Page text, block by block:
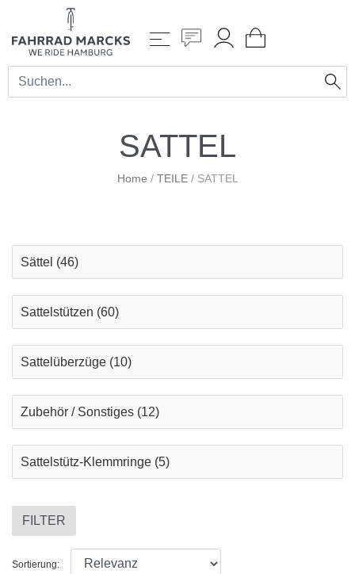
SATTEL
Home / TEILE/ SATTEL
Sättel (46)
Sattelstützen (60)
Sattelüberzüge (10)
Zubehör / Sonstiges (12)
Sattelstütz-Klemmringe (5)
FILTER
Sortierung: